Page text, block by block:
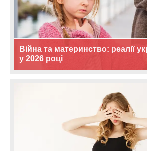
Війна та материнство: реалії
у 2026 році